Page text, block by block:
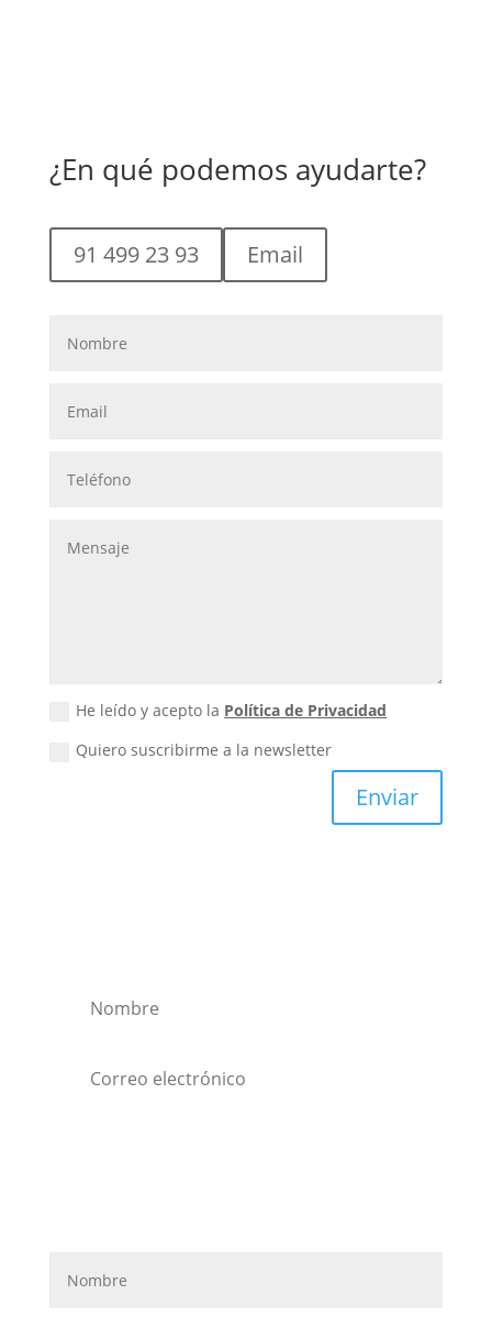
¿En qué podemos ayudarte?
91 499 23 93 Email
He leído y acepto la Política de Privacidad
Quiero suscribirme a la newsletter
Enviar